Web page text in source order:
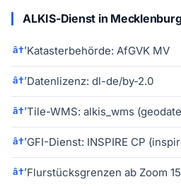
ALKIS-Dienst in
Katasterbehörde: AfGVK MV
Datenlizenz: dl-de/by-2.0
Tile-WMS: alkis_wms
GFI-Dienst: INSPIRE CP
Flurstücksgrenzen ab Zoom 15